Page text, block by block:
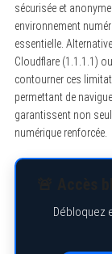
sécurisée et
environnement
essentielle.
Cloudflare (1.1.1.1)
contourner ces
permettant de
garantissent non
numérique renforcée.
Débloquez